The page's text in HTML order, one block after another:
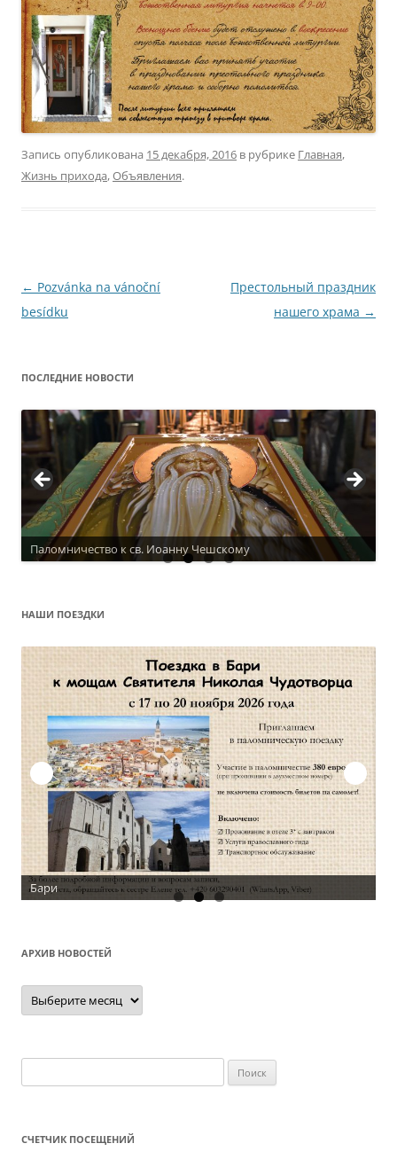
Запись опубликована 15 декабря, 2016 в рубрике Главная,
Жизнь прихода,Объявления.
Навигация
по
← Pozvánka na vánoční
besídku
Престольный праздник
нашего храма →
ПОСЛЕДНИЕ НОВОСТИ
Паломничество к св. Иоанну Чешскому
НАШИ ПОЕЗДКИ
Бари
АРХИВ НОВОСТЕЙ
Архив
новостей
СЧЕТЧИК ПОСЕЩЕНИЙ